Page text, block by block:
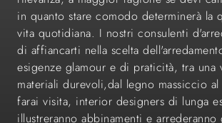
in quanto stare comodo determinerà la
vita quotidiana. I nostri consulenti
di affiancarti nella scelta
esigenze glamour e di praticità, tra una
materiali durevoli,dal legno massiccio
farai visita, interior designers di lunga
illustreranno abbinamenti e